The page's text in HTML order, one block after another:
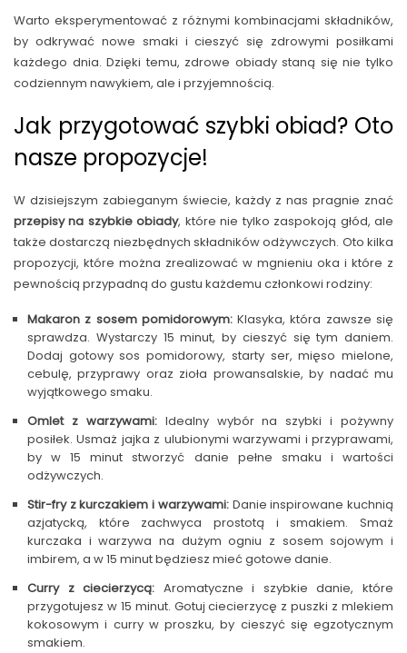
Warto eksperymentować z różnymi kombinacjami składników,
by odkrywać nowe smaki i cieszyć się zdrowymi posiłkami
każdego dnia. Dzięki temu, zdrowe obiady staną się nie tylko
codziennym nawykiem, ale i przyjemnością.
Jak przygotować szybki obiad? Oto
nasze propozycje!
W dzisiejszym zabieganym świecie, każdy z nas pragnie znać
przepisy na szybkie obiady, które nie tylko zaspokoją głód, ale
także dostarczą niezbędnych składników odżywczych. Oto kilka
propozycji, które można zrealizować w mgnieniu oka i które z
pewnością przypadną do gustu każdemu członkowi rodziny:
Makaron z sosem pomidorowym:Klasyka, która zawsze się
sprawdza. Wystarczy 15 minut, by cieszyć się tym daniem.
Dodaj gotowy sos pomidorowy, starty ser, mięso mielone,
cebulę, przyprawy oraz zioła prowansalskie, by nadać mu
wyjątkowego smaku.
Omlet z warzywami:Idealny wybór na szybki i pożywny
posiłek. Usmaż jajka z ulubionymi warzywami i przyprawami,
by w 15 minut stworzyć danie pełne smaku i wartości
odżywczych.
Stir-fry z kurczakiem i warzywami:Danie inspirowane kuchnią
azjatycką, które zachwyca prostotą i smakiem. Smaż
kurczaka i warzywa na dużym ogniu z sosem sojowym i
imbirem, a w 15 minut będziesz mieć gotowe danie.
Curry z ciecierzycą: Aromatyczne i szybkie danie, które
przygotujesz w 15 minut. Gotuj ciecierzycę z puszki z mlekiem
kokosowym i curry w proszku, by cieszyć się egzotycznym
smakiem.